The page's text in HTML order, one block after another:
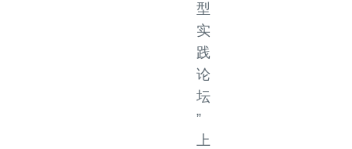
型
实
践
论
坛
”
上